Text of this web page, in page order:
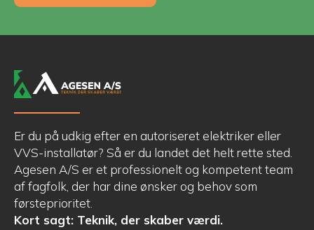
Er du på udkig efter en autoriseret elektriker eller
VVS-installatør? Så er du landet det helt rette sted.
Agesen A/S er et professionelt og kompetent team
af fagfolk, der har dine ønsker og behov som
førsteprioritet.
Kort sagt: Teknik, der skaber værdi.